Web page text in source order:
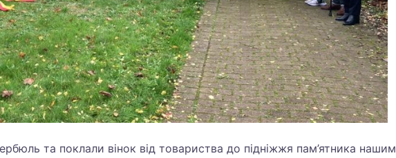
та поклали вінок від товариства до підніжжя пам’ятника нашим